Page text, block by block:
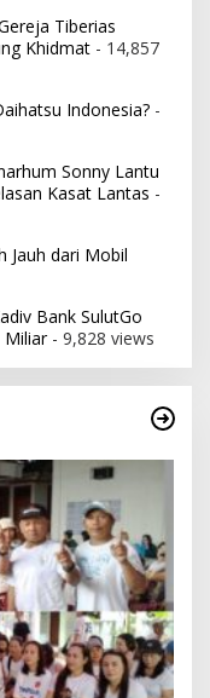
Tiberias
Khidmat - 14,857
Indonesia? -
Sonny Lantu
Kasat Lantas -
Jauh dari Mobil
Bank SulutGo
Miliar- 9,828 views